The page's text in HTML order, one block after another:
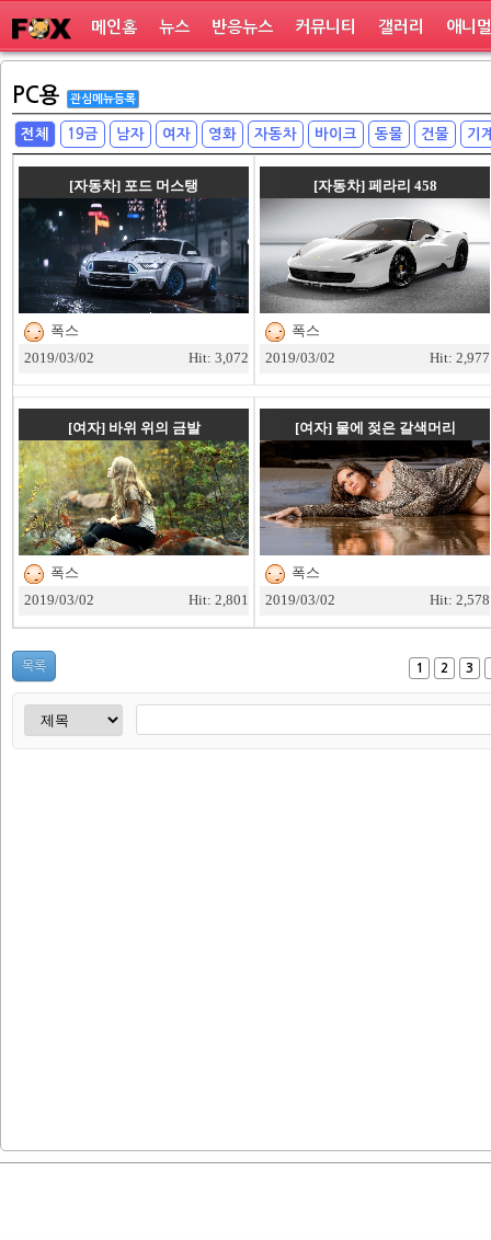
메인홈 뉴스 반응뉴스 커뮤니티 갤러리 애니멀
PC용 관심메뉴등록
전체 19금 남자 여자 영화 자동차 바이크 동물 건물 기
[자동차] 포드 머스탱
폭스
2019/03/02
Hit: 3,072
[자동차] 페라리 458
폭스
2019/03/02
Hit: 2,977
[여자] 바위 위의 금발
폭스
2019/03/02
Hit: 2,801
[여자] 물에 젖은 갈색머리
폭스
2019/03/02
Hit: 2,578
목록 1 2 3